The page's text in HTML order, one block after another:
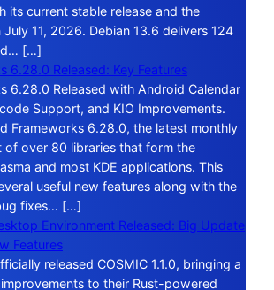
its current stable release and the
11, 2026. Debian 13.6 delivers 124
[…]
6.28.0 Released: Key Features
6.28.0 Released with Android Calendar
Support, and KIO Improvements.
Frameworks 6.28.0, the latest monthly
of over 80 libraries that form the
and most KDE applications. This
useful new features along with the
fixes… […]
Environment Released: Big Update
Features
released COSMIC 1.1.0, bringing a
to their Rust-powered